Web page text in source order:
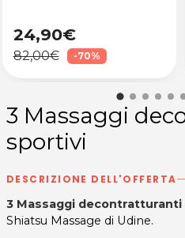
24,90€
82,00€ -70%
3 Massaggi
sportivi
DESCRIZIONE DELL'OFFERTA
3 Massaggi
Shiatsu Massage di Udine.